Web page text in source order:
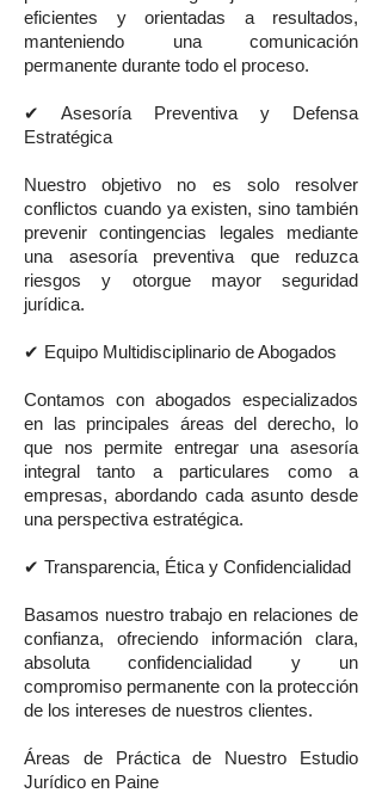
eficientes y orientadas a resultados,
manteniendo una comunicación
permanente durante todo el proceso.
✔ Asesoría Preventiva y Defensa
Estratégica
Nuestro objetivo no es solo resolver
conflictos cuando ya existen, sino también
prevenir contingencias legales mediante
una asesoría preventiva que reduzca
riesgos y otorgue mayor seguridad
jurídica.
✔ Equipo Multidisciplinario de Abogados
Contamos con abogados especializados
en las principales áreas del derecho, lo
que nos permite entregar una asesoría
integral tanto a particulares como a
empresas, abordando cada asunto desde
una perspectiva estratégica.
✔ Transparencia, Ética y Confidencialidad
Basamos nuestro trabajo en relaciones de
confianza, ofreciendo información clara,
absoluta confidencialidad y un
compromiso permanente con la protección
de los intereses de nuestros clientes.
Áreas de Práctica de Nuestro Estudio
Jurídico en Paine